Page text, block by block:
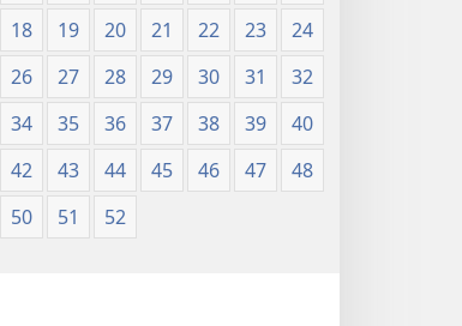
18 19 20 21 22 23
24
26 27 28 29 30 31
32
34 35 36 37 38 39
40
42 43 44 45 46 47
48
50 51 52